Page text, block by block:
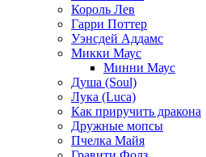
Король Лев
Гарри Поттер
Уэнсдей Аддамс
Микки Маус
Минни Маус
Душа (Soul)
Лука (Luca)
Как приручить дракона
Дружные мопсы
Пчелка Майя